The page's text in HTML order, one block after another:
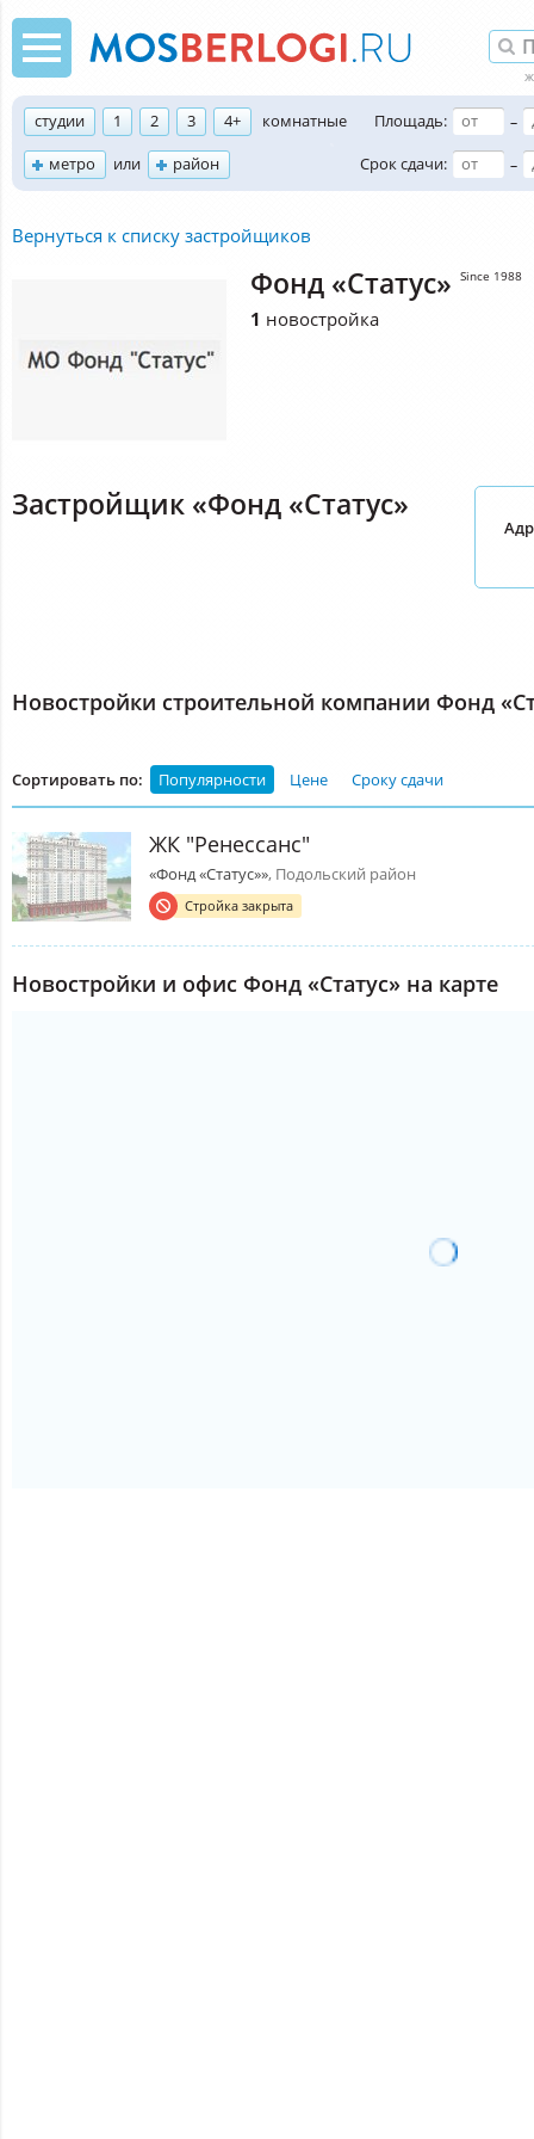
студии 1 2 3 4+
комнатные
метро
или район
Площадь:
–
Срок сдачи:
–
Вернуться к списку застройщиков
Фонд «Статус» Since 1988
1 новостройка
Застройщик «Фонд «Статус»
Новостройки строительной компании Фонд
Сортировать по: Популярности Цене Сроку сдачи
ЖК "Ренессанс"
«Фонд «Статус»», Подольский район
Стройка закрыта
Новостройки и офис Фонд «Статус» на карте